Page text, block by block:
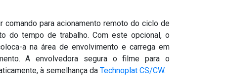
para acionamento remoto do ciclo de
do tempo de trabalho. Com este opcional, o
a na área de envolvimento e carrega em
A envolvedora segura o filme para o
à semelhança da Technoplat CS/CW.